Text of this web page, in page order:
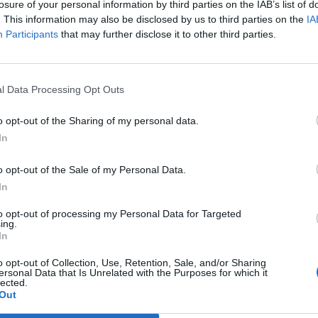
of your personal information by third parties on the IAB’s list of
This information may also be disclosed by us to third parties on the
Participants that may further disclose it to other third parties.
Data Processing Opt Outs
opt-out of the Sharing of my personal data.
opt-out of the Sale of my Personal Data.
opt-out of processing my Personal Data for Targeted
opt-out of Collection, Use, Retention, Sale, and/or Sharing
Data that Is Unrelated with the Purposes for which it
vinti o partecipazioni europee. Tutto fino all’arrivo di
delleEagles.
paura da calciatore
calciatore. Difensore di medio livello,
una vera bandiera. Il piccolo club con lui in campo
Ma la sua seconda vita calcistica inizia nel modo più
trionfato in coppa, il Ried si prepara a sfidare il Brondby,
l’andata ed il ritorno accade qualcosa di imprevisto. In
, procurandosi un lieve taglio ed una commozione
spigoloso, almeno all’apparenza. Proprio prima del
terrificante alla testa. Risultato:
tutto va nel modo giusto. “A mia moglie dissero che
inizia quindi la sua carriera da tecnico.
giocare, e si dedica agli studi, laureandosi. Poi
con successo da moltissimi tecnici. Glasner è
Dopo essere stato il vice di Schmidt al Salisburgo,